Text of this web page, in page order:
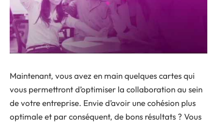
Maintenant, vous avez en main quelques cartes qui
vous permettront d’optimiser la collaboration au sein
de votre entreprise. Envie d’avoir une cohésion plus
optimale et par conséquent, de bons résultats ? Vous